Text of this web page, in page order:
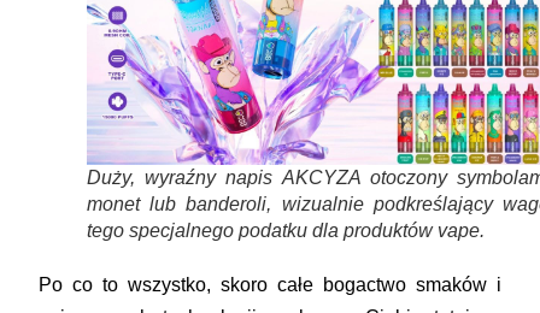
Duży, wyraźny napis AKCYZA otoczony
monet lub banderoli, wizualnie podkreślający
tego specjalnego podatku dla produktów vape.
Po co to wszystko, skoro całe bogactwo smaków i